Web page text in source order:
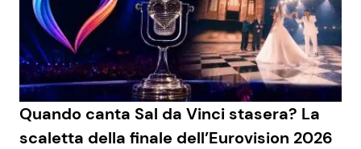
Quando canta Sal da Vinci stasera? La
scaletta della finale dell’Eurovision 2026